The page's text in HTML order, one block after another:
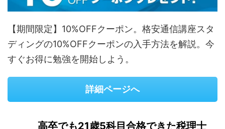
【期間限定】10%OFFクーポン。格安通信講座スタ
ディングの10%OFFクーポンの入手方法を解説。今
すぐお得に勉強を開始しよう。
詳細ページへ
高卒でも21歳5科目合格できた税理士